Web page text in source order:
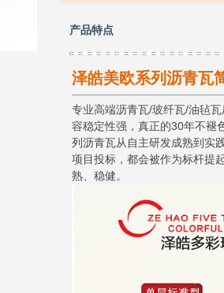
产品特点
泽皓美欧系列沥青瓦
专业高端沥青瓦/玻纤瓦/油毡
容稳定性强，真正的30年不褪
列沥青瓦从自主研发成熟到实
项目投标，都会被作为标杆提
熟、稳健。